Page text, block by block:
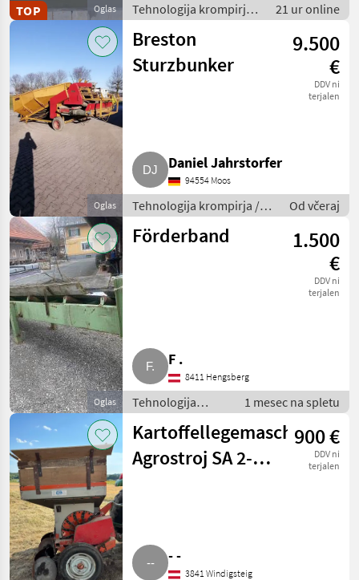
Oglas
TOP
Tehnologija krompirja /
Druga tehnologija
krompirja
21 ur online
Oglas
Breston
Sturzbunker
9.500
€
DDV ni
terjalen
Daniel Jahrstorfer
94554 Moos
Tehnologija krompirja /
Druga tehnologija
krompirja
Od včeraj
Oglas
Förderband
1.500
€
DDV ni
terjalen
F .
8411 Hengsberg
Tehnologija
krompirja / Druga
tehnologija
krompirja
1 mesec na spletu
Kartoffellegemaschine
Agrostroj SA 2-
900 €
DDV ni
terjalen
- -
3841 Windigsteig